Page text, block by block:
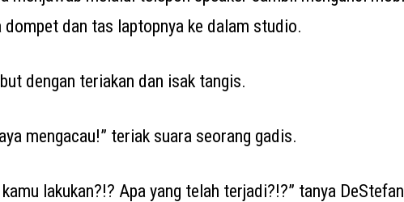
dompet dan tas laptopnya ke dalam studio.
dengan teriakan dan isak tangis.
mengacau!” teriak suara seorang gadis.
kamu lakukan?!? Apa yang telah terjadi?!?” tanya